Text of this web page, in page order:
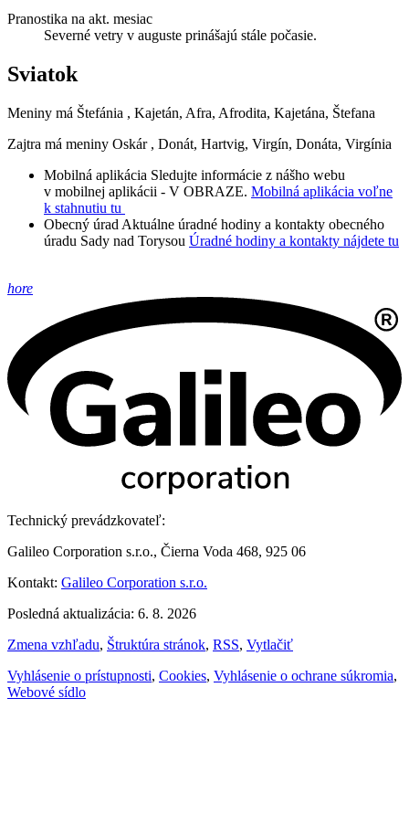
Pranostika na akt. mesiac
Severné vetry v auguste prinášajú stále počasie.
Sviatok
Meniny má Štefánia , Kajetán, Afra, Afrodita, Kajetána, Štefana
Zajtra má meniny Oskár , Donát, Hartvig, Virgín, Donáta, Virgínia
Mobilná aplikácia Sledujte informácie z nášho webu
v mobilnej aplikácii - V OBRAZE. Mobilná aplikácia voľne
k stahnutiu tu
Obecný úrad Aktuálne úradné hodiny a kontakty obecného
úradu Sady nad Torysou Úradné hodiny a kontakty nájdete tu
hore
Technický prevádzkovateľ:
Galileo Corporation s.r.o., Čierna Voda 468, 925 06
Kontakt: Galileo Corporation s.r.o.
Posledná aktualizácia: 6. 8. 2026
Zmena vzhľadu, Štruktúra stránok, RSS, Vytlačiť
Vyhlásenie o prístupnosti, Cookies, Vyhlásenie o ochrane súkromia,
Webové sídlo